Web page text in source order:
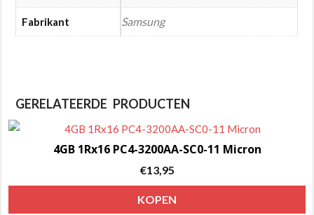
Fabrikant Samsung
GERELATEERDE PRODUCTEN
4GB 1Rx16 PC4-3200AA-SC0-11 Micron
€13,95
KOPEN